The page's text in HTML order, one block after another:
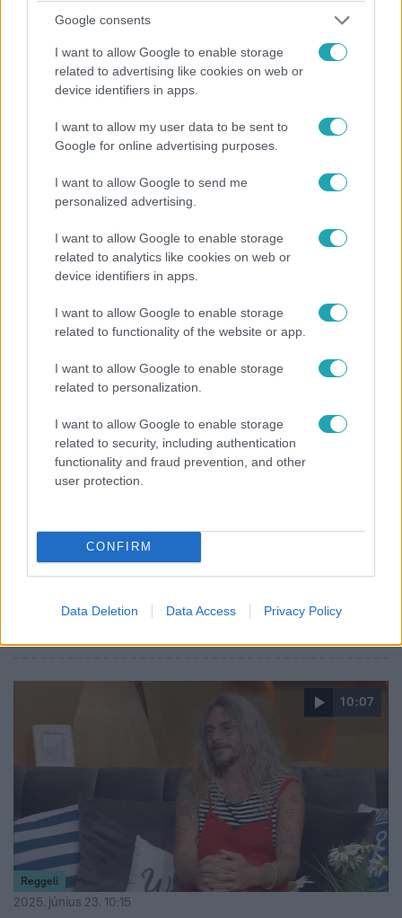
Google consents
I want to allow Google to enable storage
related to advertising like cookies on web or
device identifiers in apps.
I want to allow my user data to be sent to
Google for online advertising purposes.
I want to allow Google to send me
personalized advertising.
I want to allow Google to enable storage
related to analytics like cookies on web or
device identifiers in apps.
I want to allow Google to enable storage
related to functionality of the website or app.
I want to allow Google to enable storage
related to personalization.
I want to allow Google to enable storage
related to security, including authentication
functionality and fraud prevention, and other
user protection.
CONFIRM
Data Deletion Data Access Privacy Policy
Belföld
2025. június 27. 12:08
Bírságolhatnak? Elvihetnek a rendőrök?
Elmagyarázzuk, mire készülj, ha kimész a
Mit tehetsz, ha igazoltatnak vagy pénzbírságot kapsz a
rendőri intézkedésbe keverednél.
Kultúra
Miért érdemes a Pride-ra menni? Ingyenes
programok minden napra
jogi konferencia és közösségi piknik: ezek a Budapest
10:07
Reggeli
2025. június 23. 10:15